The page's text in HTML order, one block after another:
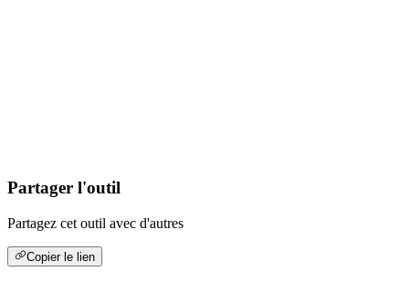
Partager l'outil
Partagez cet outil avec d'autres
Copier le lien